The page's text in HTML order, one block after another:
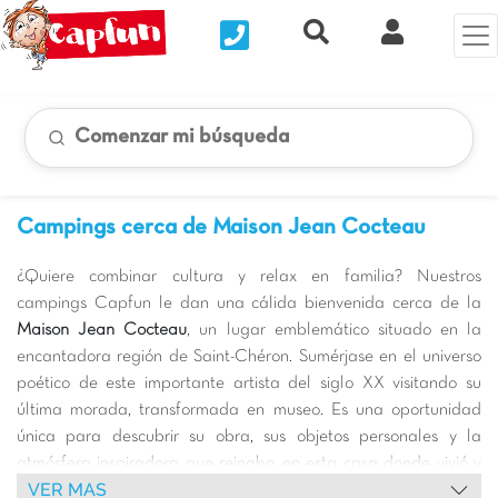
Nous contacterRecherche rapide
Mi
Comenzar mi búsqueda
Campings cerca de Maison Jean Cocteau
¿Quiere combinar cultura y relax en familia? Nuestros
campings Capfun le dan una cálida bienvenida cerca de la
Maison Jean Cocteau, un lugar emblemático situado en la
encantadora región de Saint-Chéron. Sumérjase en el universo
poético de este importante artista del siglo XX visitando su
última morada, transformada en museo. Es una oportunidad
única para descubrir su obra, sus objetos personales y la
atmósfera inspiradora que reinaba en esta casa donde vivió y
creó. Una visita enriquecedora para pequeños y mayores, que
VER MAS